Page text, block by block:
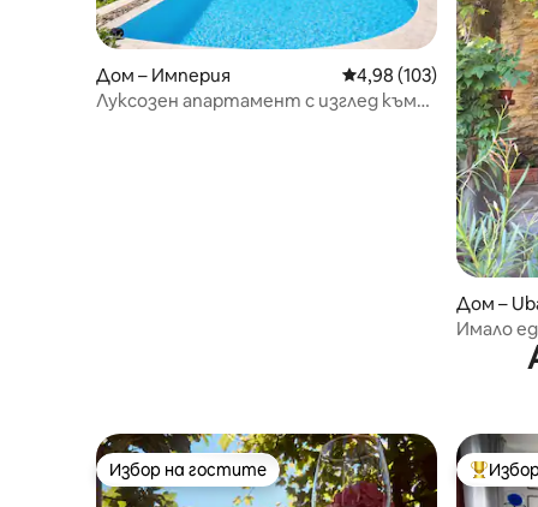
Дом – Империя Средна оценка: 4,98
4,98 (103)
Луксозен апартамент с изглед към
Дом –
Имало
Избор на гостите
Избор на гостите Най-